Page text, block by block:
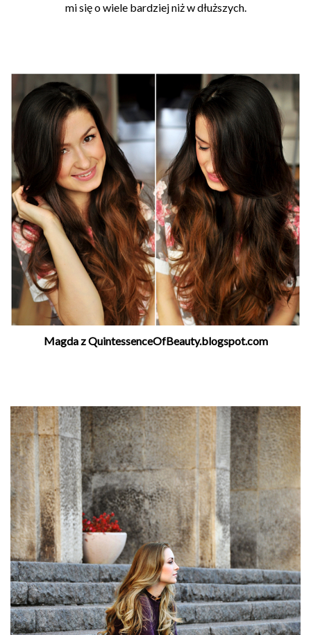
mi się o wiele bardziej niż w dłuższych.
Magda z QuintessenceOfBeauty.blogspot.com